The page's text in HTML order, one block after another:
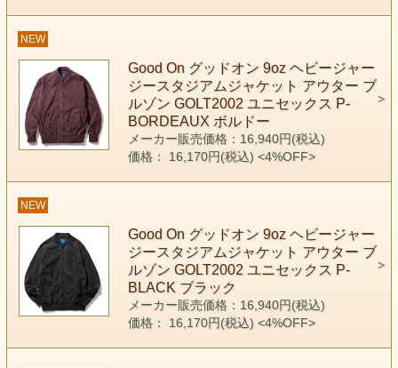
NEW
Good On グッドオン 9oz ヘビージャー
ジースタジアムジャケット アウター ブ
ルゾン GOLT2002 ユニセックス P-
BORDEAUX ボルドー
メーカー販売価格：16,940円(税込)
価格： 16,170円(税込) <4%OFF>
NEW
Good On グッドオン 9oz ヘビージャー
ジースタジアムジャケット アウター ブ
ルゾン GOLT2002 ユニセックス P-
BLACK ブラック
メーカー販売価格：16,940円(税込)
価格： 16,170円(税込) <4%OFF>